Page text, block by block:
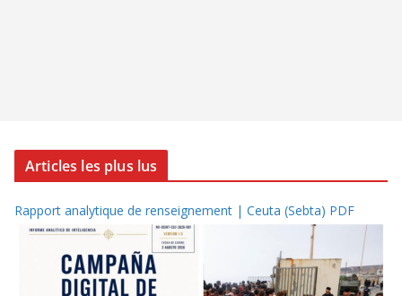
Articles les plus lus
Rapport analytique de renseignement | Ceuta (Sebta) PDF